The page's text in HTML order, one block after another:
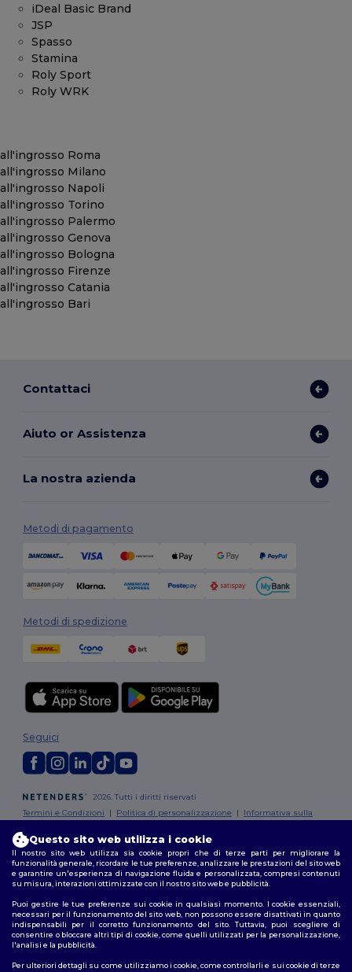
iDeal Basic Brand
JSP
Spasso
Stamina
Roly Sport
Roly WRK
all'ingrosso Roma
all'ingrosso Milano
all'ingrosso Napoli
all'ingrosso Torino
all'ingrosso Palermo
all'ingrosso Genova
all'ingrosso Bologna
all'ingrosso Firenze
all'ingrosso Catania
all'ingrosso Bari
Contattaci
Aiuto or Assistenza
La nostra azienda
Metodi di pagamento
Metodi di spedizione
2026. Tutti i diritti riservati
Termini e Condizioni | Politica di personalizzazione | Informativa sulla
Seguici
| Milano| Napoli| Torino| Palermo | Genova|Bologna |Firenze |Catania|
Questo sito web utilizza i cookie
Il nostro sito web utilizza sia cookie propri che di terze parti per migliorare la
funzionalità generale, ricordare le tue preferenze, analizzare le prestazioni del sito web
e garantire un'esperienza di navigazione fluida e personalizzata, compresi contenuti
su misura, interazioni ottimizzate con il nostro sito web e pubblicità.
Puoi gestire le tue preferenze sui cookie in qualsiasi momento. I cookie essenziali,
necessari per il funzionamento del sito web, non possono essere disattivati in quanto
indispensabili per il corretto funzionamento del sito. Tuttavia, puoi scegliere di
consentire o bloccare altri tipi di cookie, come quelli utilizzati per la personalizzazione,
l'analisi e la pubblicità.
Per ulteriori dettagli su come utilizziamo i cookie, come controllarli e sui cookie di terze